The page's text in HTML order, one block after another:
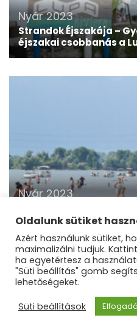
Nyár 2023
Strandok Éjszakája –
éjszakai csobbanás a
Nyár 2023
dunakeszi strand
©Dunakanyar Régió |
FejlesztetteBlossom
Oldalunk sütiket
Azért használunk sütiket,
maximalizálni tudjuk.
ha egyetértesz a
"Süti beállítás" gomb
lehetőségeket.
Süti beállítások